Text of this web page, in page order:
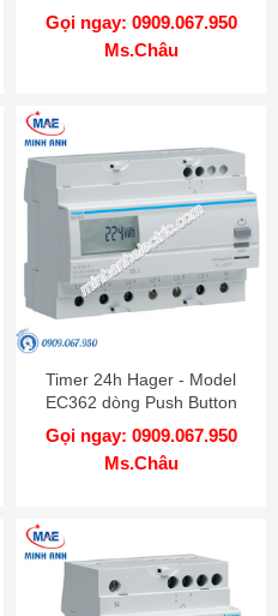
Gọi ngay: 0909.067.950
Ms.Châu
Timer 24h Hager - Model
EC362 dòng Push Button
Gọi ngay: 0909.067.950
Ms.Châu